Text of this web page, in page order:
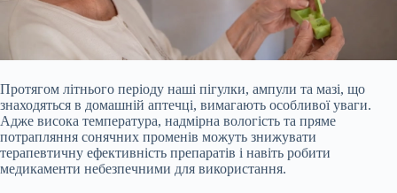
Протягом літнього періоду наші пігулки, ампули та мазі, що
знаходяться в домашній аптечці, вимагають особливої уваги.
Адже висока температура, надмірна вологість та пряме
потрапляння сонячних променів можуть знижувати
терапевтичну ефективність препаратів і навіть робити
медикаменти небезпечними для використання.